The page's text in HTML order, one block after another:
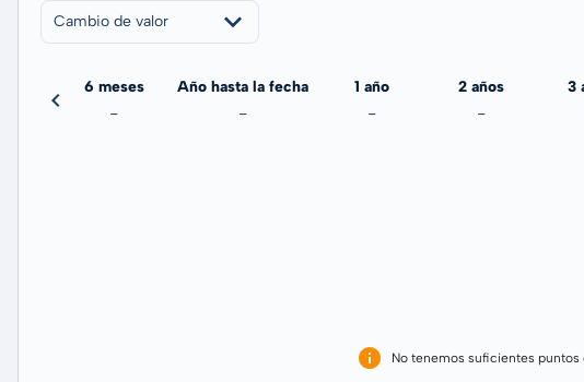
Cambio de valor
6 meses
-
Año hasta la fecha
-
1 año
-
2 años
-
3
No tenemos suficientes puntos